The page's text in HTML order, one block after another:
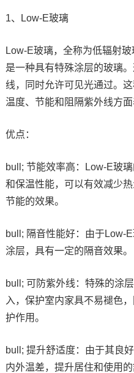
1、Low-E玻璃
Low-E玻璃，全称为低辐射
是一种具有特殊涂层的玻璃
线，同时允许可见光通过。
温度、节能和阻隔紫外线方面
优点：
bull; 节能效率高：Low-E玻
和保温性能，可以有效减少
节能的效果。
bull; 隔音性能好：由于Low-
涂层，具有一定的隔音效果。
bull; 可防紫外线：特殊的涂
入，保护室内家具不易褪色
护作用。
bull; 提升舒适度：由于其良
内外温差，提升居住和使用的